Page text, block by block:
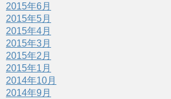
2015年6月
2015年5月
2015年4月
2015年3月
2015年2月
2015年1月
2014年10月
2014年9月